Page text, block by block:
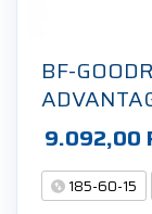
BF-
9.092,00
185-60-15